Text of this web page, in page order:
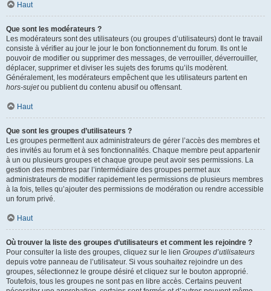
Haut
Que sont les modérateurs ?
Les modérateurs sont des utilisateurs (ou groupes d’utilisateurs) dont le travail
consiste à vérifier au jour le jour le bon fonctionnement du forum. Ils ont le
pouvoir de modifier ou supprimer des messages, de verrouiller, déverrouiller,
déplacer, supprimer et diviser les sujets des forums qu’ils modèrent.
Généralement, les modérateurs empêchent que les utilisateurs partent en
hors-sujetou publient du contenu abusif ou offensant.
Haut
Que sont les groupes d’utilisateurs ?
Les groupes permettent aux administrateurs de gérer l’accès des membres et
des invités au forum et à ses fonctionnalités. Chaque membre peut appartenir
à un ou plusieurs groupes et chaque groupe peut avoir ses permissions. La
gestion des membres par l’intermédiaire des groupes permet aux
administrateurs de modifier rapidement les permissions de plusieurs membres
à la fois, telles qu’ajouter des permissions de modération ou rendre accessible
un forum privé.
Haut
Où trouver la liste des groupes d’utilisateurs et comment les rejoindre ?
Pour consulter la liste des groupes, cliquez sur le lien Groupes d’utilisateurs
depuis votre panneau de l’utilisateur. Si vous souhaitez rejoindre un des
groupes, sélectionnez le groupe désiré et cliquez sur le bouton approprié.
Toutefois, tous les groupes ne sont pas en libre accès. Certains peuvent